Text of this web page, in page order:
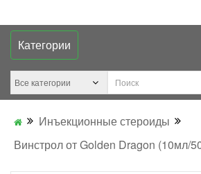
Категории
Инъекционные стероиды
Винстрол от Golden Dragon (10мл/